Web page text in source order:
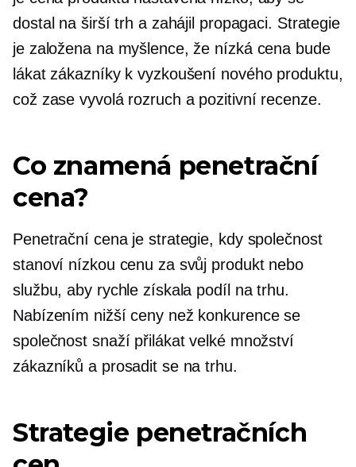
dostal na širší trh a zahájil propagaci. Strategie
je založena na myšlence, že nízká cena bude
lákat zákazníky k vyzkoušení nového produktu,
což zase vyvolá rozruch a pozitivní recenze.
Co znamená penetrační
cena?
Penetrační cena je strategie, kdy společnost
stanoví nízkou cenu za svůj produkt nebo
službu, aby rychle získala podíl na trhu.
Nabízením nižší ceny než konkurence se
společnost snaží přilákat velké množství
zákazníků a prosadit se na trhu.
Strategie penetračních